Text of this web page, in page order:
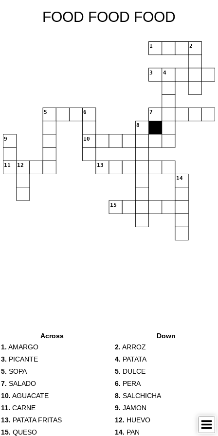
FOOD FOOD FOOD
1 2
3 4
5 6 7
8
9 10
11 12 13
14
15
Across
1. AMARGO
3. PICANTE
5. SOPA
7. SALADO
10. AGUACATE
11. CARNE
13. PATATA FRITAS
15. QUESO
Down
2. ARROZ
4. PATATA
5. DULCE
6. PERA
8. SALCHICHA
9. JAMON
12. HUEVO
14. PAN